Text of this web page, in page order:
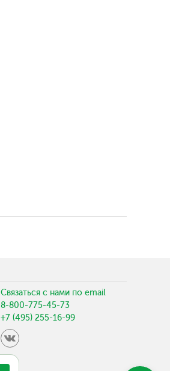
Связаться с нами по email
8-800-775-45-73
+7 (495) 255-16-99